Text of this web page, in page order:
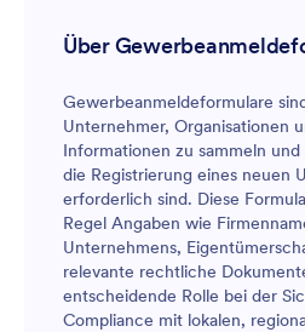
Über
Gewerbeanmeldeformulare
Unternehmer, Organisationen
Informationen zu sammeln
die Registrierung eines neuen
erforderlich sind. Diese
Regel Angaben wie
Unternehmens,
relevante rechtliche
entscheidende Rolle bei der
Compliance mit lokalen,